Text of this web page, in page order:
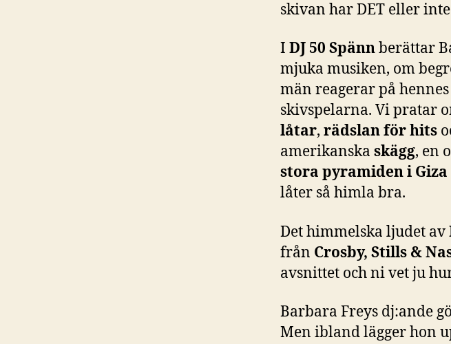
skivan har DET eller
I DJ 50 Spännberättar
mjuka musiken, om
män reagerar på
skivspelarna. Vi pratar
låtar, rädslan för hits
amerikanska skägg, en
stora pyramiden i Giza
låter så himla bra.
Det himmelska ljudet av
från Crosby, Stills &
avsnittet och ni vet ju
Barbara Freys dj:ande
Men ibland lägger hon